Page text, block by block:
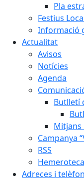
Pla
Festius
Informació
Actualitat
Avisos
Notícies
Agenda
Butlletí
Mitjans
Campanya
RSS
Hemeroteca
Adreces i